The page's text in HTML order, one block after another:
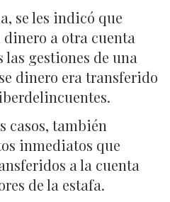
se les indicó que
a otra cuenta
gestiones de una
dinero era transferido
casos, también
inmediatos que
a la cuenta
de la estafa.